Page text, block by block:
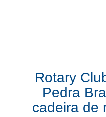
Rotary
Pedra
cadeira de